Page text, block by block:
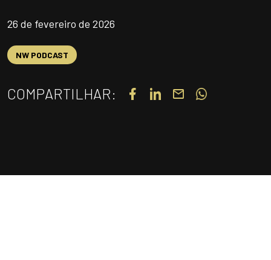
PRIVACIDADE
CONTATO
Siga-nos
26 de fevereiro de 2026
NW PODCAST
COMPARTILHAR: